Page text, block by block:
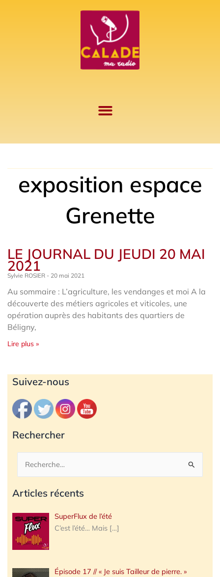
exposition espace
Grenette
LE JOURNAL DU JEUDI 20 MAI
2021
Sylvie ROSIER 20 mai 2021
Au sommaire : L’agriculture, les vendanges et moi A la
découverte des métiers agricoles et viticoles, une
opération auprès des habitants des quartiers de
Béligny,
Lire plus »
Suivez-nous
Rechercher
Rechercher :
Articles récents
SuperFlux de l’été
C’est l’été… Mais […]
Épisode 17 // « Je suis Tailleur de pierre. »
Archives